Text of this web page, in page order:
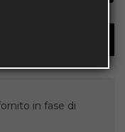
in fase di